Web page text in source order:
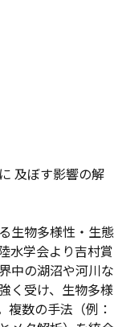
及ぼす影響の解
生物多様性・生態
水学会より吉村賞
中の湖沼や河川な
く受け、生物多様
複数の手法（例：